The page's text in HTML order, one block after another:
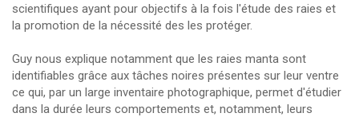
scientifiques ayant pour objectifs à la fois l'étude des raies et
la promotion de la nécessité des les protéger.
Guy nous explique notamment que les raies manta sont
identifiables grâce aux tâches noires présentes sur leur ventre
ce qui, par un large inventaire photographique, permet d'étudier
dans la durée leurs comportements et, notamment, leurs